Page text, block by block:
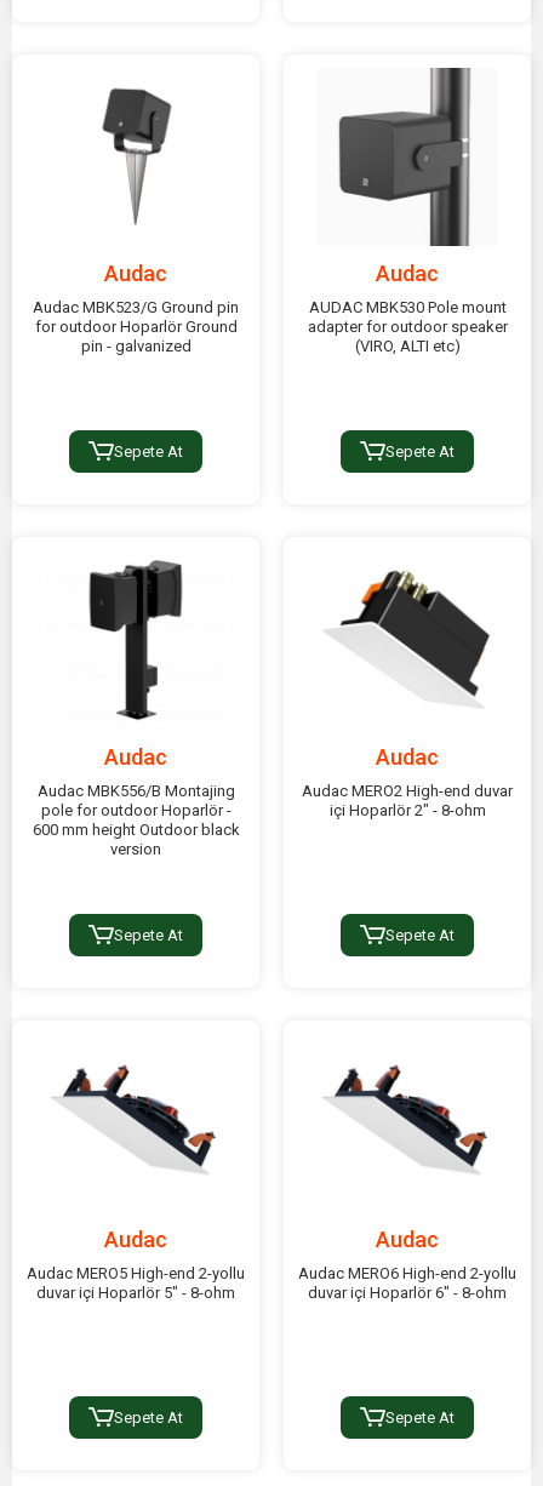
Audac
Audac MBK523/G Ground pin
for outdoor Hoparlör Ground
pin - galvanized
Sepete At
Audac
AUDAC MBK530 Pole mount
adapter for outdoor speaker
(VIRO, ALTI etc)
Sepete At
Audac
Audac MBK556/B Montajing
pole for outdoor Hoparlör -
600 mm height Outdoor black
version
Sepete At
Audac
Audac MERO2 High-end duvar
içi Hoparlör 2" - 8-ohm
Sepete At
Audac
Audac MERO5 High-end 2-yollu
duvar içi Hoparlör 5" - 8-ohm
Sepete At
Audac
Audac MERO6 High-end 2-yollu
duvar içi Hoparlör 6" - 8-ohm
Sepete At